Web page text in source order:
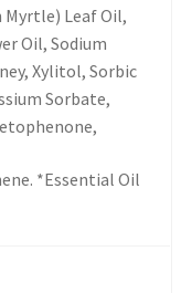
Myrtle) Leaf Oil,
Oil, Sodium
Xylitol, Sorbic
Sorbate,
*Essential Oil